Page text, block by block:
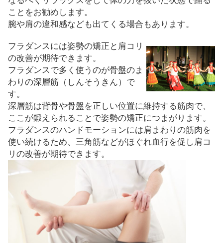
膝の怪我も多くみられます。長時間
踊っていると、膝に体重がかかり続
ます。膝は水が溜まりやすい関節で
がでてきます。
膝と連動している関節で股関節の痛
と同じように曲げた状態で踊ってい
強く出てきます。歩行時や、座って
でてきます。
なるべくリラックスをして体の力を
腕や肩の違和感なども出てくる場合
フラダンスの健康効果
フラダンスには姿勢の矯正と肩コリ
の改善が期待できます。